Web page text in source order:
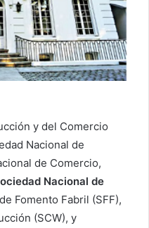
y del Comercio
Nacional de
de Comercio,
Nacional de
Fomento Fabril (SFF),
(SCW), y